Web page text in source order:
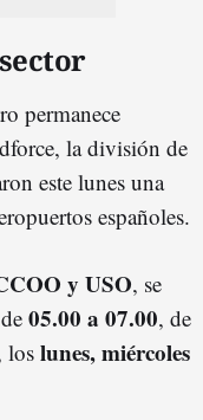
permanece
la división de
este lunes una
españoles.
y USO, se
05.00 a 07.00, de
loslunes, miércoles